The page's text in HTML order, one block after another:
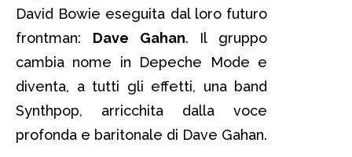
David Bowie eseguita dal loro futuro
frontman: Dave Gahan. Il gruppo
cambia nome in Depeche Mode e
diventa, a tutti gli effetti, una band
Synthpop, arricchita dalla voce
profonda e baritonale di Dave Gahan.